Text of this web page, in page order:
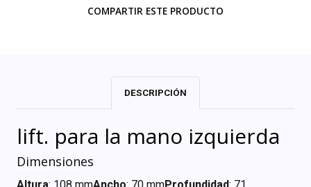
COMPARTIR ESTE PRODUCTO
DESCRIPCIÓN
lift. para la mano izquierda
Dimensiones